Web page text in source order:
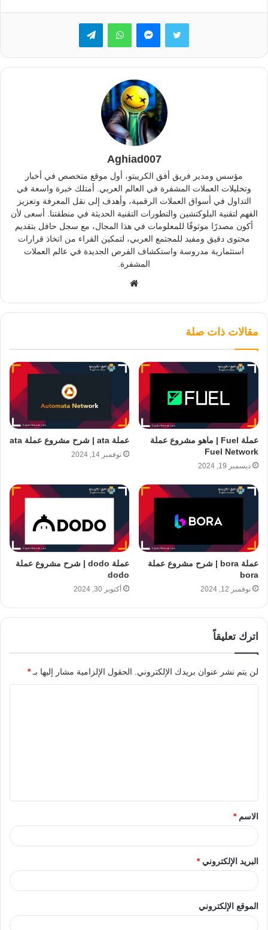
تويتر ماسنجرواتساب تيلقرام
Aghiad007
مؤسس ومدير فريق أفق الكريبتو، أول موقع متخصص في أخبار
وتحليلات العملات المشفرة في العالم العربي. أمتلك خبرة واسعة في
التداول في أسواق العملات الرقمية، وأهدف إلى نقل المعرفة وتعزيز
الفهم لتقنية البلوكتشين والتطورات التقنية الحديثة في منطقتنا. أسعى لأن
أكون مصدرًا موثوقًا للمعلومات في هذا المجال، مع سجل حافل بتقديم
محتوى دقيق ومفيد للمجتمع العربي، لتمكين القراء من اتخاذ قرارات
استثمارية مدروسة واستكشاف الفرص الجديدة في عالم العملات
المشفرة.
مقالات ذات صلة
عملة Fuel | ماهو مشروع عملة
Fuel Network
ديسمبر 19, 2024
عملة ata | شرح مشروع عملة ata
نوفمبر 14, 2024
عملة bora | شرح مشروع عملة
bora
نوفمبر 12, 2024
عملة dodo | شرح مشروع عملة
dodo
أكتوبر 30, 2024
اترك تعليقاً
لن يتم نشر عنوان بريدك الإلكتروني. الحقول الإلزامية مشار إليها بـ*
الاسم*
البريد الإلكتروني*
الموقع الإلكتروني